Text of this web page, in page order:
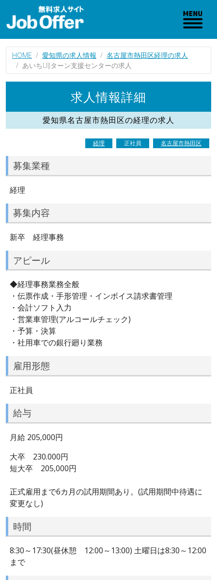
HOME 愛知県の求人情報
名古屋市熱田区経理の求人
あいちUIJターン支援センターの求人
求人情報詳細
愛知県名古屋市熱田区の経理の求人
経理 正社員 名古屋市熱田区
募集業種
経理
募集内容
新卒 経理事務
アピール
◆経理事務業務全般
・伝票作成・手形管理・インボイス請求書管理
・会計ソフト入力
・営業車管理(アルコールチェック)
・予算・決算
・社用車での銀行廻り業務
雇用形態
正社員
給与
月給 205,000円
大卒 230.000円
短大卒 205,000円
正式雇用まで6カ月の試用期間あり。(試用期間中待遇に
変更なし)
時間
8:30～17:30(昼休憩 12:00～13:00) 土曜日は8:30～12:00
まで